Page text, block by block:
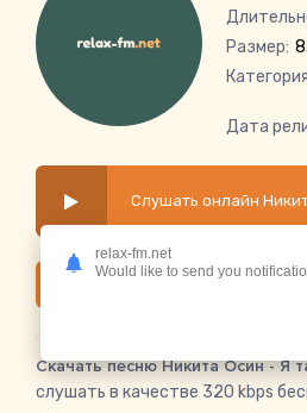
Размер:
Дата
Слушать онлайн
Скачать песню Никита Осин - Я
слушать в качестве 320 kbps
relax-fm.net
Would like to send you